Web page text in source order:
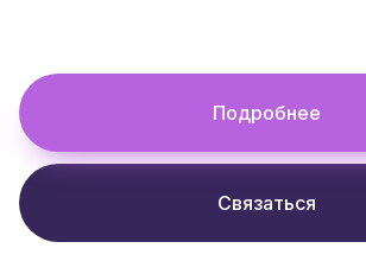
Подробнее
Связаться